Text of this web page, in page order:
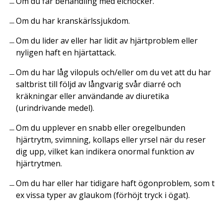
Om du har kranskärlssjukdom.
Om du lider av eller har lidit av hjärtproblem eller
nyligen haft en hjärtattack.
Om du har låg vilopuls och/eller om du vet att du har
saltbrist till följd av långvarig svår diarré och
kräkningar eller användande av diuretika
(urindrivande medel).
Om du upplever en snabb eller oregelbunden
hjärtrytm, svimning, kollaps eller yrsel när du reser
dig upp, vilket kan indikera onormal funktion av
hjärtrytmen.
Om du har eller har tidigare haft ögonproblem, som t
ex vissa typer av glaukom (förhöjt tryck i ögat).